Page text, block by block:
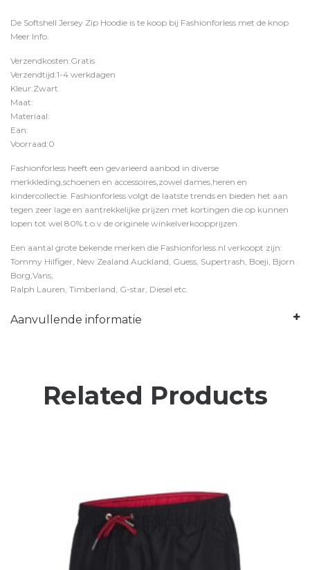
De Softshell Jersey Zip Hoodie is te koop bij Fashionforless met de knop
Meer Info.
Verzendkosten:Gratis
Verzendtijd:1-4 werkdagen
Kleur:Zwart
Maat:
Materiaal:
Ean:
Voorraad:0
Fashionforless heeft een gevarieerd aanbod in diverse
merkkleding,schoenen en accessoires,zowel dames,heren en
kindercollectie. Fashionforless volgt de laatste trends en bieden het aan
tegen zeer lage en aantrekkelijke prijzen met kortingen die op kunnen
lopen tot wel 80% t.o.v de originele winkelverkoopprijzen.
Een aantal grote bekende merken die Fashionforless.nl verkoopt zijn:
Tommy Hilfiger, New Zealand Auckland, Guess, Supertrash, Boeji, Bjorn
Borg,Vans,
Ralph Lauren, Timberland, G-star, Diesel etc.
Aanvullende informatie
Related Products